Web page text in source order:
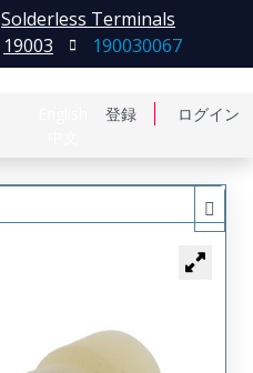
登録 ログイン
Solderless Terminals
19003 190030067